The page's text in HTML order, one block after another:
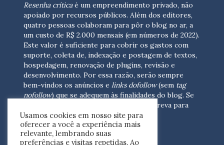
Resenha críticaé um empreendimento privado, não
apoiado por recursos públicos. Além dos editores,
quatro pessoas colaboram para pôr o blog no ar, a
um custo de R$ 2.000 mensais (em números de 2022).
Este valor é suficiente para cobrir os gastos com
suporte, coleta de, indexação e postagem de textos,
hospedagem, renovação de plugins, revisão e
desenvolvimento. Por essa razão, serão sempre
bem-vindos os anúncios e links dofollow(sem tag
nofollow) que se adequem às finalidades do blog. Se
escreva para
nós(contato@resenhacritica.com.br)
FONTES E ACERVO
Usamos cookies em nosso site para
oferecer a você a experiência mais
relevante, lembrando suas
preferências e visitas repetidas. Ao